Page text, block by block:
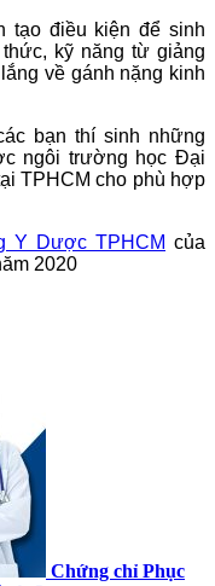
tạo điều kiện để sinh
kỹ năng từ giảng
về gánh nặng kinh
bạn thí sinh những
ngôi trường học Đại
TPHCM cho phù hợp
Y Dược TPHCM của
2020
Chứng chỉ Phục